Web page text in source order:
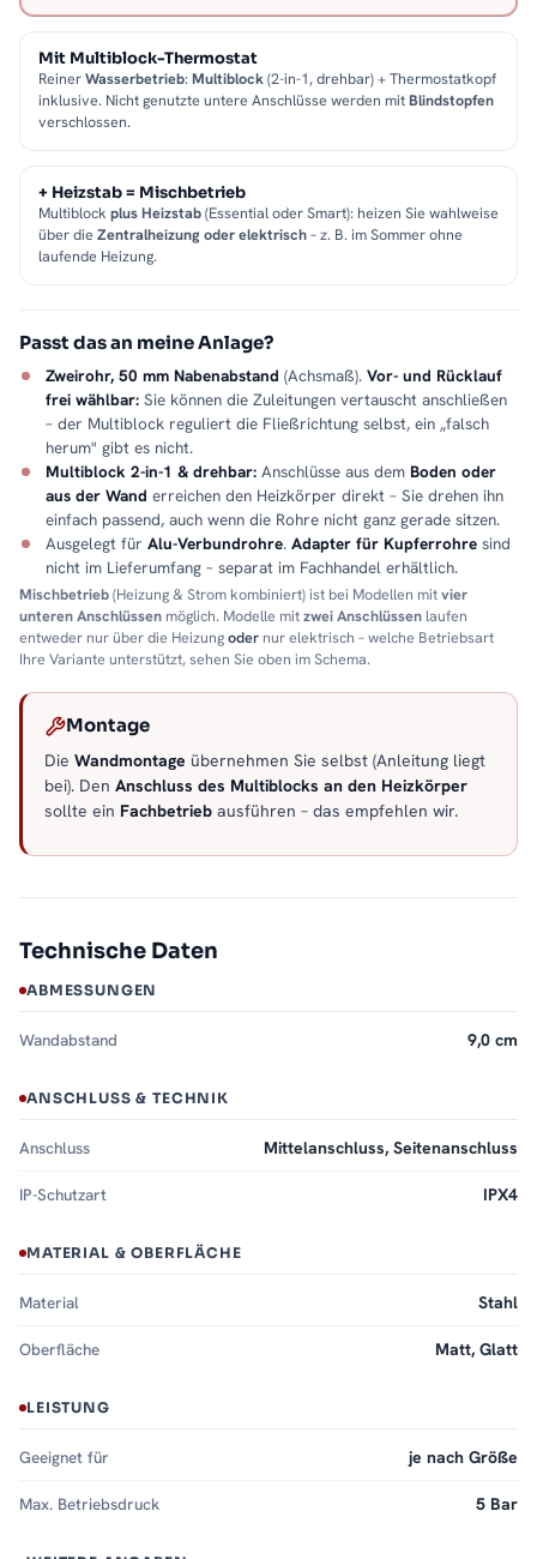
Mit Multiblock-Thermostat
ReinerWasserbetrieb: Multiblock(2-in-1, drehbar) + Thermostatkopf
inklusive. Nicht genutzte untere Anschlüsse werden mitBlindstopfen
verschlossen.
+ Heizstab = Mischbetrieb
Multiblock plus Heizstab(Essential oder Smart): heizen Sie wahlweise
über die Zentralheizung oder elektrisch– z. B. im Sommer ohne
laufende Heizung.
Passt das an meine Anlage?
Zweirohr, 50 mm Nabenabstand (Achsmaß). Vor- und Rücklauf
frei wählbar: Sie können die Zuleitungen vertauscht anschließen
– der Multiblock reguliert die Fließrichtung selbst, ein „falsch
herum" gibt es nicht.
Multiblock 2-in-1 & drehbar: Anschlüsse aus dem Boden oder
aus der Wand erreichen den Heizkörper direkt – Sie drehen ihn
einfach passend, auch wenn die Rohre nicht ganz gerade sitzen.
Ausgelegt für Alu-Verbundrohre. Adapter für Kupferrohre sind
nicht im Lieferumfang – separat im Fachhandel erhältlich.
Mischbetrieb(Heizung & Strom kombiniert) ist bei Modellen mitvier
unteren Anschlüssen möglich. Modelle mitzwei Anschlüssen laufen
entweder nur über die Heizungoder nur elektrisch – welche Betriebsart
Ihre Variante unterstützt, sehen Sie oben im Schema.
Montage
Die Wandmontage übernehmen Sie selbst (Anleitung liegt
bei). Den Anschluss des Multiblocks an den Heizkörper
sollte ein Fachbetrieb ausführen – das empfehlen wir.
Technische Daten
ABMESSUNGEN
Wandabstand 9,0 cm
ANSCHLUSS & TECHNIK
Anschluss Mittelanschluss, Seitenanschluss
IP-Schutzart IPX4
MATERIAL & OBERFLÄCHE
Material Stahl
Oberfläche Matt, Glatt
LEISTUNG
Geeignet für je nach Größe
Max. Betriebsdruck 5 Bar